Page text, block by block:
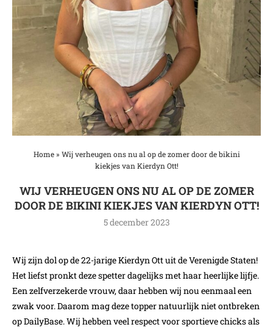
Home» Wij verheugen ons nu al op de zomer door de bikini
kiekjes van Kierdyn Ott!
WIJ VERHEUGEN ONS NU AL OP DE ZOMER
DOOR DE BIKINI KIEKJES VAN KIERDYN OTT!
5 december 2023
Wij zijn dol op de 22-jarige Kierdyn Ott uit de Verenigde Staten!
Het liefst pronkt deze spetter dagelijks met haar heerlijke lijfje.
Een zelfverzekerde vrouw, daar hebben wij nou eenmaal een
zwak voor. Daarom mag deze topper natuurlijk niet ontbreken
op DailyBase. Wij hebben veel respect voor sportieve chicks als